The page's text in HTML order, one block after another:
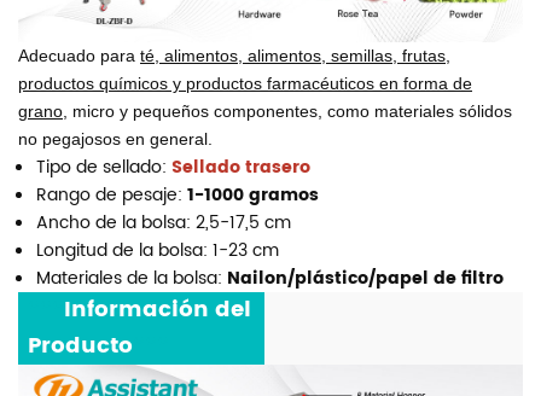
Adecuado para té, alimentos, alimentos, semillas, frutas,
productos químicos y productos farmacéuticos en forma de
grano , micro y pequeños componentes, como materiales sólidos
no pegajosos en general.
Tipo de sellado: Sellado trasero
Rango de pesaje: 1-1000 gramos
Ancho de la bolsa: 2,5-17,5 cm
Longitud de la bolsa: 1-23 cm
Materiales de la bolsa: Nailon/plástico/papel de filtro
Información del
Producto